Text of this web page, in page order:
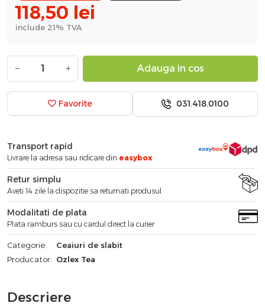
118,50 lei
include 21% TVA
− + Adauga in cos
Favorite 031.418.0100
Transport rapid
Livrare la adresa sau ridicare din easybox
Retur simplu
Aveti 14 zile la dispozitie sa returnati produsul
Modalitati de plata
Plata ramburs sau cu cardul direct la curier
Categorie:
Ceaiuri de slabit
Producator: Ozlex Tea
Descriere